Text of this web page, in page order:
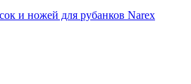
и ножей для рубанков Narex